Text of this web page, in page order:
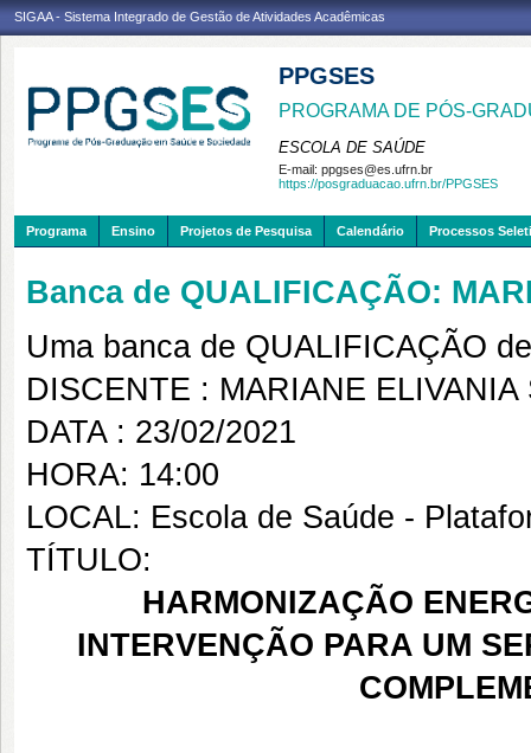
SIGAA - Sistema Integrado de Gestão de Atividades Acadêmicas
PPGSES
PROGRAMA DE PÓS-
ESCOLA DE SAÚDE
E-mail: ppgses@es.ufrn.br
https://posgraduacao.ufrn.br/PPGSES
Programa Ensino Projetos de Pesquisa Calendário Processos
Banca de QUALIFICAÇÃO:
Uma banca de QUALIFICAÇÃO
DISCENTE : MARIANE ELIVANIA
DATA : 23/02/2021
HORA: 14:00
LOCAL: Escola de Saúde -
TÍTULO:
HARMONIZAÇÃO
INTERVENÇÃO PARA UM